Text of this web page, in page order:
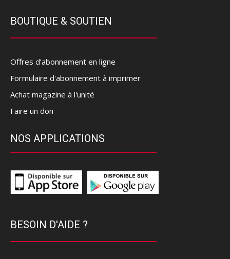
BOUTIQUE & SOUTIEN
Offres d’abonnement en ligne
Formulaire d'abonnement à imprimer
Achat magazine à l'unité
Faire un don
NOS APPLICATIONS
BESOIN D'AIDE ?